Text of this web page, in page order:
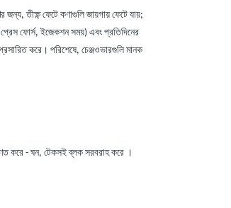
জন্য, তীক্ষ্ণ ফেটে কণাগুলি জায়গায় ফেটে যায়;
ফোর্স, ইজেকশন সময়) এবং প্রতিদিনের
করে। পরিশেষে, চেঞ্জওভারগুলি মানক
করে- ঘন, টেকসই ব্লক সরবরাহ করে ।